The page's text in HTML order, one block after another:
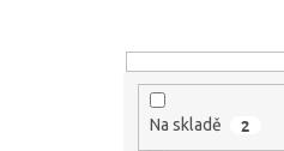
u
Na skladě 2